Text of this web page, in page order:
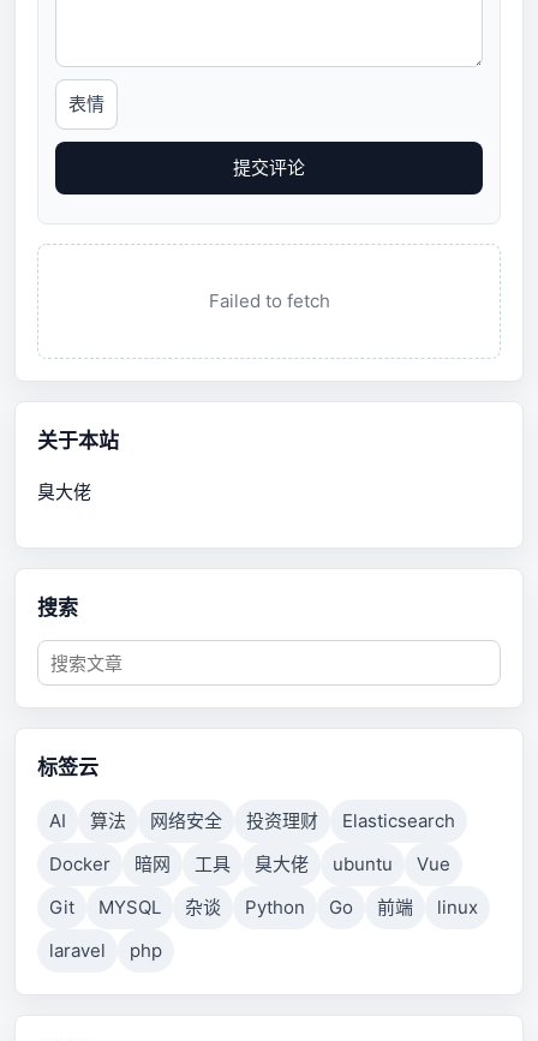
表情
提交评论
Failed to fetch
关于本站
臭大佬
搜索
标签云
AI 算法 网络安全 投资理财
Elasticsearch
Docker
暗网 工具 臭大佬 ubuntu
Vue
Git
MYSQL 杂谈 Python Go 前端
linux
laravel
php